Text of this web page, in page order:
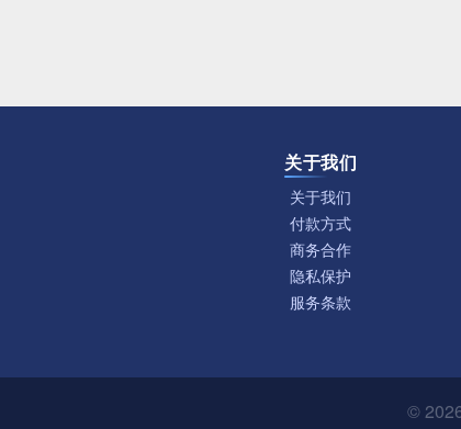
关于我们
关于我们
付款方式
商务合作
隐私保护
服务条款
©